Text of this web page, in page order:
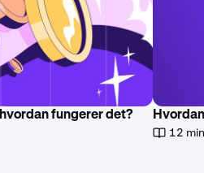
fungerer det?
12